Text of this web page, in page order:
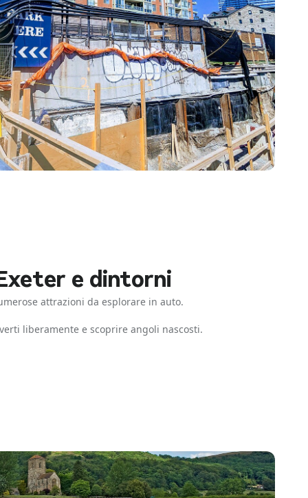
e dintorni
attrazioni da esplorare in auto.
liberamente e scoprire angoli nascosti.